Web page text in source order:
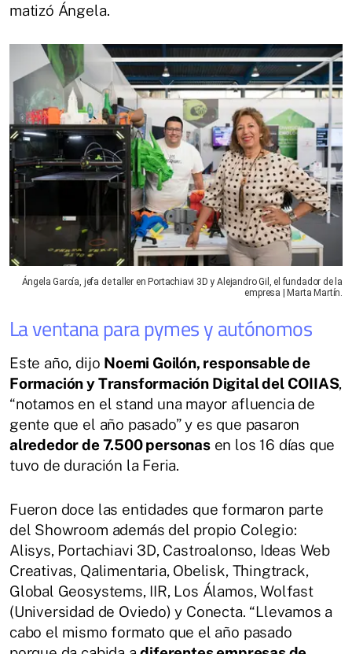
matizó Ángela.
Ángela García, jefa de taller en Portachiavi 3D y Alejandro Gil, el fundador de la
empresa | Marta Martín.
La ventana para pymes y autónomos
Este año, dijo Noemi Goilón, responsable de
Formación y Transformación Digital del COIIAS,
“notamos en el stand una mayor afluencia de
gente que el año pasado” y es que pasaron
alrededor de 7.500 personasen los 16 días que
tuvo de duración la Feria.
Fueron doce las entidades que formaron parte
del Showroom además del propio Colegio:
Alisys, Portachiavi 3D, Castroalonso, Ideas Web
Creativas, Qalimentaria, Obelisk, Thingtrack,
Global Geosystems, IIR, Los Álamos, Wolfast
(Universidad de Oviedo) y Conecta. “Llevamos a
cabo el mismo formato que el año pasado